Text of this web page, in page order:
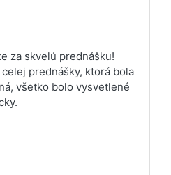
za skvelú prednášku!
prednášky, ktorá bola
všetko bolo vysvetlené